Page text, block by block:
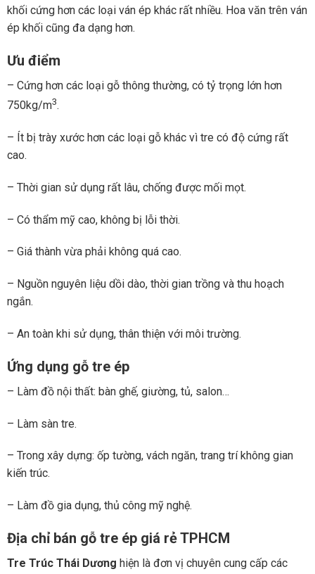
khối cứng hơn các loại ván ép khác rất nhiều. Hoa văn trên ván
ép khối cũng đa dạng hơn.
Ưu điểm
– Cứng hơn các loại gỗ thông thường, có tỷ trọng lớn hơn
750kg/m3.
– Ít bị trày xước hơn các loại gỗ khác vì tre có độ cứng rất
cao.
– Thời gian sử dụng rất lâu, chống được mối mọt.
– Có thẩm mỹ cao, không bị lỗi thời.
– Giá thành vừa phải không quá cao.
– Nguồn nguyên liệu dồi dào, thời gian trồng và thu hoạch
ngắn.
– An toàn khi sử dụng, thân thiện với môi trường.
Ứng dụng gỗ tre ép
– Làm đồ nội thất: bàn ghế, giường, tủ, salon…
– Làm sàn tre.
– Trong xây dựng: ốp tường, vách ngăn, trang trí không gian
kiến trúc.
– Làm đồ gia dụng, thủ công mỹ nghệ.
Địa chỉ bán gỗ tre ép giá rẻ TPHCM
Tre Trúc Thái Dương hiện là đơn vị chuyên cung cấp các